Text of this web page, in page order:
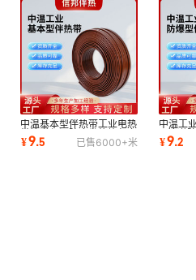
中温基本型伴热带工业电热
带管道保温防冻发热均匀寿
命长源头厂家
¥9.5 已售6000+米
中温工
P 管道
热现货
¥9.2